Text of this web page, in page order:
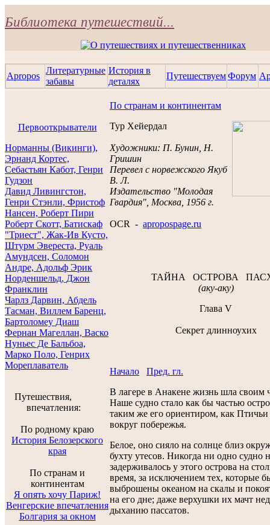
Библиотека путешествий...
Apropos
Литературные
забавы
История в
деталях
ПутешествуемФорум
Первооткрыватели
Норманны (Викинги),
Эрнанд Кортес,
Себастьян Кабот, Генри
Гудзон
Давид Ливингстон,
Генри Стэнли, Фристоф
Нансен, Роберт Пири
Роберт Скотт, Батискаф
"Триест", Жак-Ив Кусто,
Штурм Эвереста, Руаль
Амундсен, Соломон
Андре, Адольф Эрик
Норденшельд, Джон
Франклин
Чарлз Дарвин, Абдель
Тасман, Виллем Баренц,
Бартоломеу Диаш
Фернан Магеллан, Васко
Нуньес Де Бальбоа,
Марко Поло, Генрих
Мореплаватель
Путешествия,
впечатления:
По родному краю
История Белозерского
края
По странам и
континентам
Я опять хочу Париж!
Венгерские впечатления
Болгария за окном
По странам и континентам
Тур Хейердал
Художники: П. Бунин, Н.
Гришин
Перевел с норвежского Якуб
В. Л.
Издательство "Молодая
Гвардия", Москва, 1956 г.
OCR - apropospage.ru
ТАЙНА ОСТРОВА
(аку-аку)
Глава V
Секрет длинноухих
Начало
Пред. гл.
В лагере в Анакене жизнь шла своим
Наше судно стало как бы частью
таким же его ориентиром, как Птичьи
вокруг побережья.
Белое, оно сияло на солнце близ
бухту утесов. Никогда ни одно судно
задерживалось у этого острова на
время, за исключением тех, которые
выброшены океаном на скалы и
на его дне; даже верхушки их мачт
дыханию пассатов.